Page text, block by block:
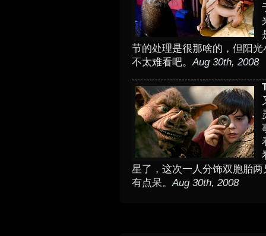
节的处理是很那啥的，但阳
不太难看吧。Aug 30th, 2008
星了，这次一人分饰双胞胎
有点呆。Aug 30th, 2008